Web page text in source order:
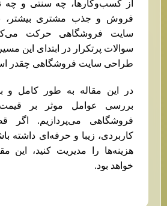
از کسب‌وکارها، چه سنتی و چه
فروش و جذب مشتری
سایت فروشگاهی حرکت
سوالات پرتکرار در ابتدای این
طراحی سایت فروشگاهی چقدر
در این مقاله به طور کامل و
بررسی عوامل موثر بر
فروشگاهی می‌پردازیم. اگر
کاربردی، زیبا و حرفه‌ای داشته
هزینه‌ها را مدیریت کنید، این
خواهد بود.